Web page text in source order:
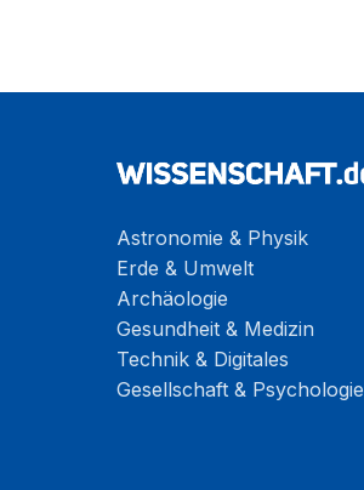
Astronomie & Physik
Erde & Umwelt
Archäologie
Gesundheit & Medizin
Technik & Digitales
Gesellschaft & Psychologie